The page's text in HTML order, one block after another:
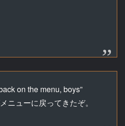
on the menu, boys”
ニューに戻ってきたぞ。